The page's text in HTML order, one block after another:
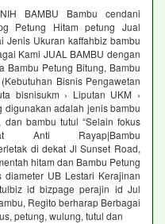
BAMBU Bambu cendani
Petung Hitam petung Jual
Jenis Ukuran kaffahbiz bambu
Kami JUAL BAMBU dengan
Bambu Petung Bitung, Bambu
Bisnis Pengawetan
bisnisukm › Liputan UKM ›
digunakan adalah jenis bambu
bambu tutul “Selain fokus
Anti Rayap|Bambu
di dekat Jl Sunset Road,
hitam dan Bambu Petung
UB Lestari Kerajinan
id bizpage perajin id Jul
Regito berharap Berbagai
petung, wulung, tutul dan